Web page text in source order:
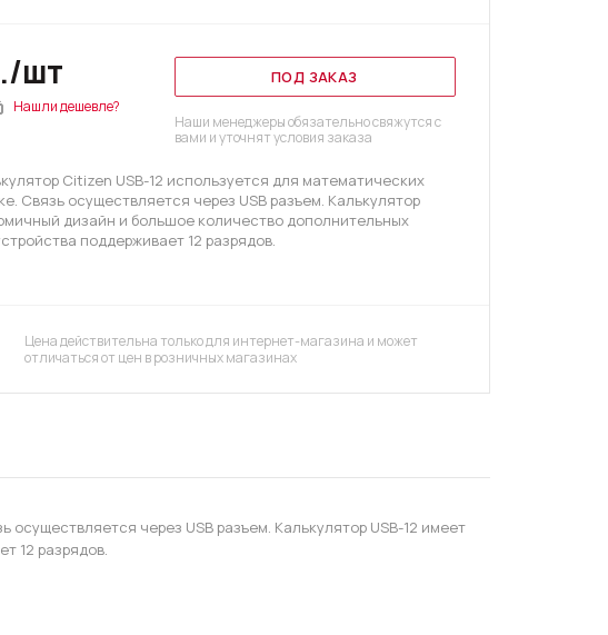
/шт
Нашли дешевле?
ПОД ЗАКАЗ
Наши менеджеры обязательно свяжутся с
вами и уточнят условия заказа
Citizen USB-12 используется для математических
Связь осуществляется через USB разъем. Калькулятор
дизайн и большое количество дополнительных
поддерживает 12 разрядов.
Цена действительна только для интернет-магазина и может
отличаться от цен в розничных магазинах
через USB разъем. Калькулятор USB-12 имеет
12 разрядов.